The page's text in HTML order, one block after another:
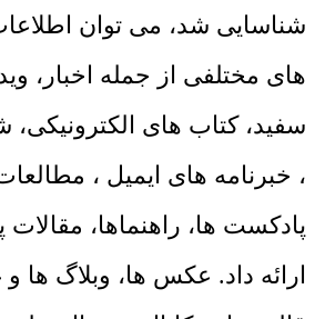
شناسایی شد، می توان
های مختلفی از جمله اخبار،
سفید، کتاب های الکترونیکی،
، خبرنامه های ایمیل ،
پادکست ها، راهنماها،
ارائه داد. عکس ها، وبلاگ ها